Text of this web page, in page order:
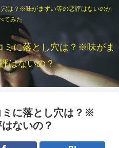
は？※味がまずい等の悪評はないのか
てみた
ミに落とし穴は？※味がま
はないの？
ミに落とし穴は？※
ないの？